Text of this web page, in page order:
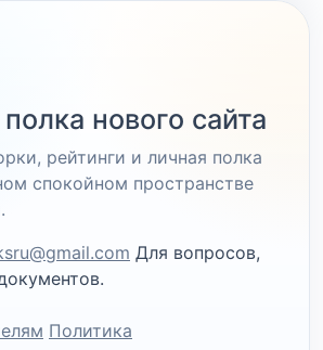
нового сайта
рейтинги и личная полка
спокойном пространстве
Для вопросов,
Политика